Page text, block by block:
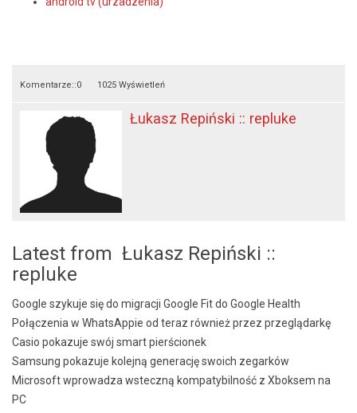
Komentarze::0 1025 Wyświetleń
Łukasz Repiński :: repluke
Latest from Łukasz Repiński ::
repluke
Google szykuje się do migracji Google Fit do Google Health
Połączenia w WhatsAppie od teraz również przez przeglądarkę
Casio pokazuje swój smart pierścionek
Samsung pokazuje kolejną generację swoich zegarków
Microsoft wprowadza wsteczną kompatybilność z Xboksem na
PC